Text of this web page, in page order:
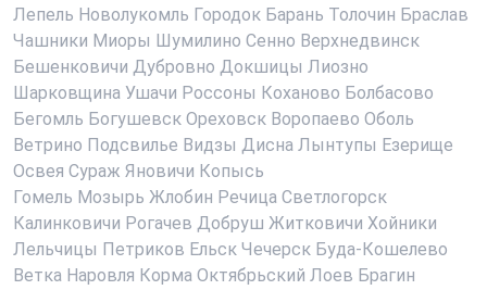
Лепель Новолукомль Городок Барань Толочин Браслав
Чашники Миоры Шумилино Сенно Верхнедвинск
Бешенковичи Дубровно Докшицы Лиозно
Шарковщина Ушачи Россоны Коханово Болбасово
Бегомль Богушевск Ореховск Воропаево Оболь
Ветрино Подсвилье Видзы Дисна Лынтупы Езерище
Освея Сураж Яновичи Копысь
Гомель Мозырь Жлобин Речица Светлогорск
Калинковичи Рогачев Добруш Житковичи Хойники
Лельчицы Петриков Ельск Чечерск Буда-Кошелево
Ветка Наровля Корма Октябрьский Лоев Брагин